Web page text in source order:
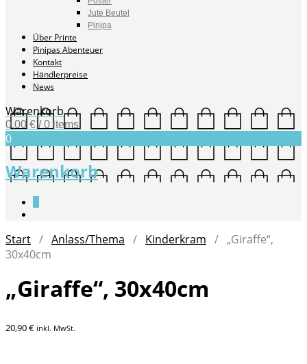
Jute Beutel
Pinipa
Über Printe
Pinipas Abenteuer
Kontakt
Händlerpreise
News
Warenkorb
0,00 € / 0 items
0
Warenkorb
Start / Anlass/Thema / Kinderkram / „Giraffe“,
30x40cm
„Giraffe“, 30x40cm
20,90€ inkl. MwSt.